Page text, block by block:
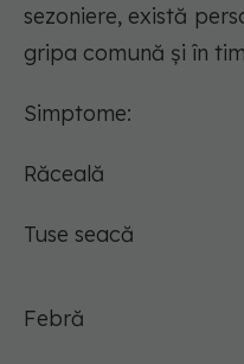
sezoniere, există
gripa comună și în
Simptome:
Răceală
Tuse seacă
Febră